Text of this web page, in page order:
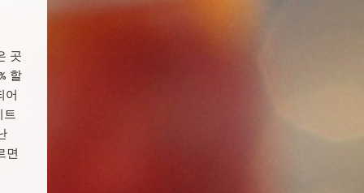
곳
할
어
트
면